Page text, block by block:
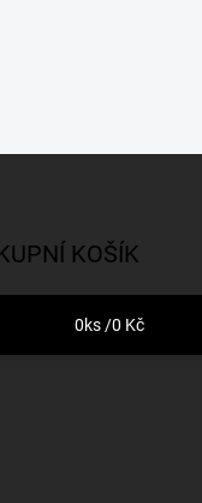
KOŠÍK
0ks /0 Kč